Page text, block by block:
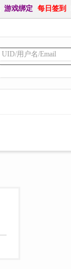
游戏绑定 每日签到